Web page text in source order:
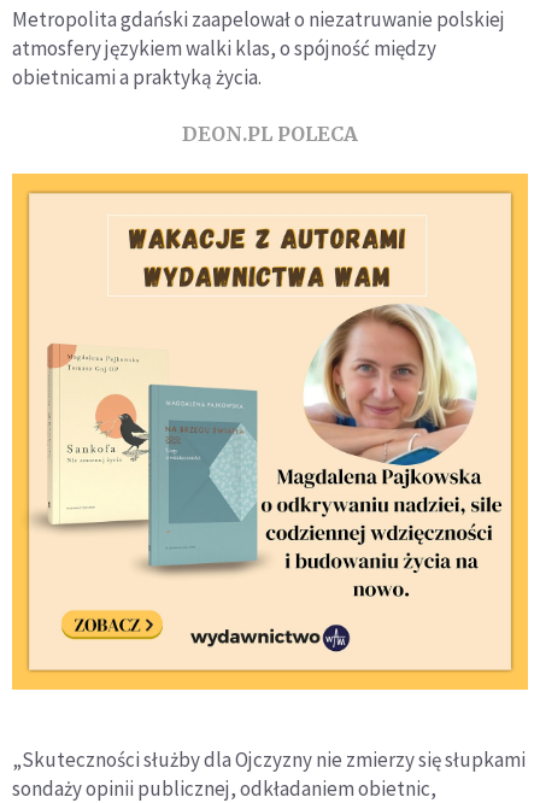
Metropolita gdański zaapelował o niezatruwanie polskiej
atmosfery językiem walki klas, o spójność między
obietnicami a praktyką życia.
DEON.PL POLECA
„Skuteczności służby dla Ojczyzny nie zmierzy się słupkami
sondaży opinii publicznej, odkładaniem obietnic,